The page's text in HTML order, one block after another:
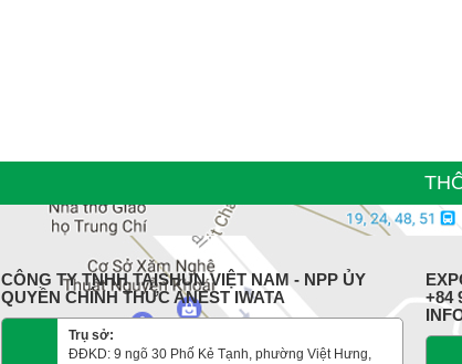
CÔNG TY TNHH TAISHUN VIỆT NAM - NPP ỦY
QUYỀN CHÍNH THỨC ANEST IWATA
Trụ sở:
ĐĐKD: 9 ngõ 30 Phố Kẻ Tạnh, phường Việt Hưng,
+84